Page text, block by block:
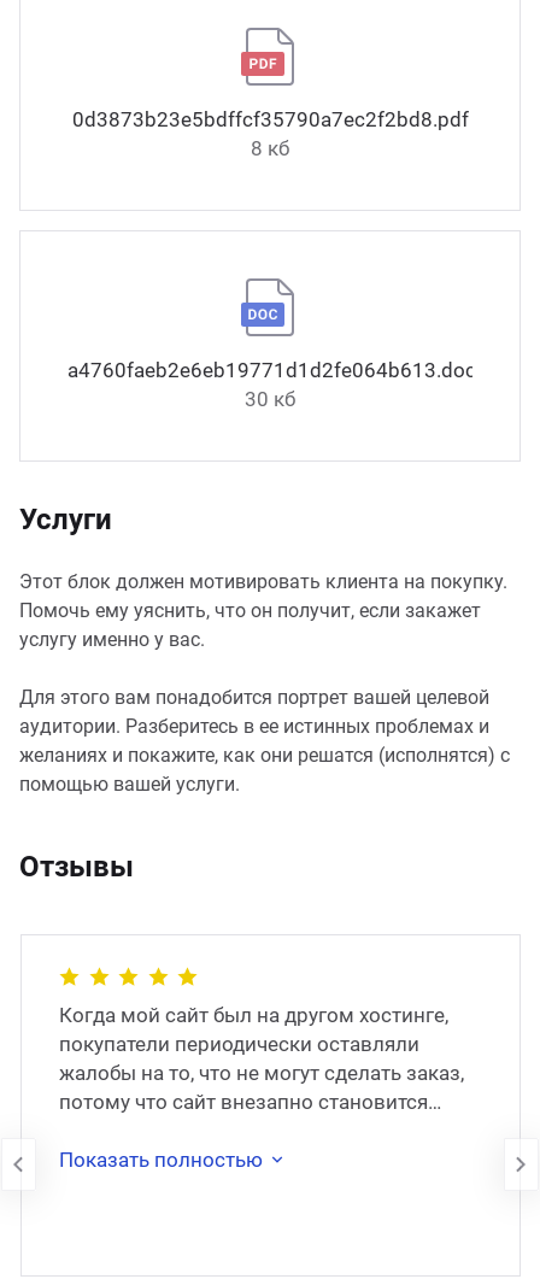
0d3873b23e5bdffcf35790a7ec2f2bd8.pdf
8 кб
a4760faeb2e6eb19771d1d2fe064b613.docx
30 кб
Услуги
Этот блок должен мотивировать клиента на покупку.
Помочь ему уяснить, что он получит, если закажет
услугу именно у вас.
Для этого вам понадобится портрет вашей целевой
аудитории. Разберитесь в ее истинных проблемах и
желаниях и покажите, как они решатся (исполнятся) с
помощью вашей услуги.
Отзывы
Когда мой сайт был на другом хостинге,
покупатели периодически оставляли
жалобы на то, что не могут сделать заказ,
потому что сайт внезапно становится
перенесён на
Показать полностью